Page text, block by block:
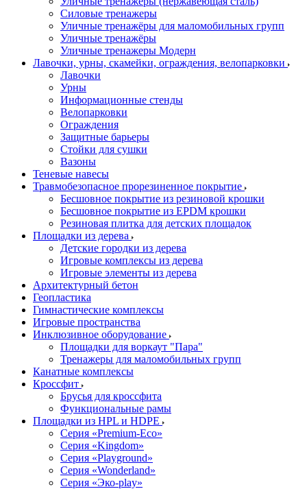
Силовые тренажеры
Уличные тренажёры для маломобильных групп
Уличные тренажёры
Уличные тренажеры Модерн
Лавочки, урны, скамейки, ограждения, велопарковки
Лавочки
Урны
Информационные стенды
Велопарковки
Ограждения
Защитные барьеры
Стойки для сушки
Вазоны
Теневые навесы
Травмобезопасное прорезиненное покрытие
Бесшовное покрытие из резиновой крошки
Бесшовное покрытие из EPDM крошки
Резиновая плитка для детских площадок
Площадки из дерева
Детские городки из дерева
Игровые комплексы из дерева
Игровые элементы из дерева
Архитектурный бетон
Геопластика
Гимнастические комплексы
Игровые пространства
Инклюзивное оборудование
Площадки для воркаут "Пара"
Тренажеры для маломобильных групп
Канатные комплексы
Кроссфит
Брусья для кроссфита
Функциональные рамы
Площадки из HPL и HDPE
Серия «Premium-Eco»
Серия «Kingdom»
Серия «Playground»
Серия «Wonderland»
Серия «Эко-play»